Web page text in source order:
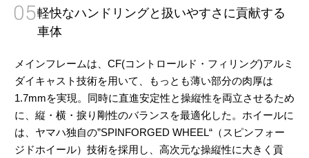
05軽快なハンドリングと扱いやすさに貢献する
車体
メインフレームは、CF(コントロールド・フィリング)アルミ
ダイキャスト技術を用いて、もっとも薄い部分の肉厚は
1.7mmを実現。同時に直進安定性と操縦性を両立させるため
に、縦・横・捩り剛性のバランスを最適化した。ホイールに
は、ヤマハ独自の”SPINFORGED WHEEL“（スピンフォー
ジドホイール）技術を採用し、高次元な操縦性に大きく貢